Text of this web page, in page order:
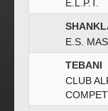
E.L.P.T.
E.S.
TEBANI
CLUB